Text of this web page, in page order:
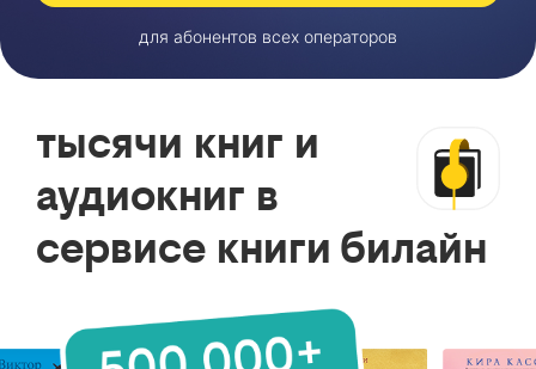
для абонентов всех операторов
тысячи книг и
аудиокниг в
сервисе книги билайн